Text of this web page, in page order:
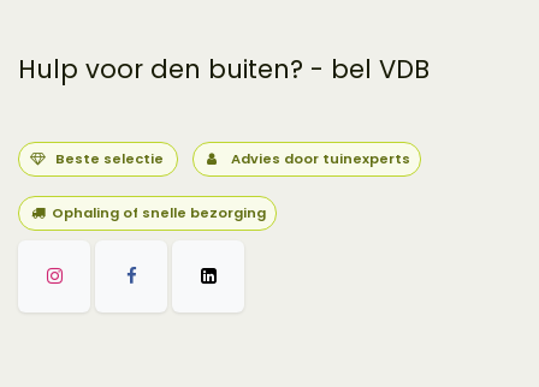
Hulp voor den buiten? - bel VDB
Beste selectie Advies door tuinexperts
Ophaling of snelle bezorging